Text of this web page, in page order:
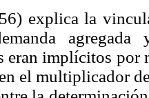
explica la
implícitos por
el multiplicador